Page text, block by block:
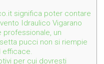
significa poter contare
Idraulico Vigarano
professionale, un
pucci non si riempie
efficace.
per cui dovresti